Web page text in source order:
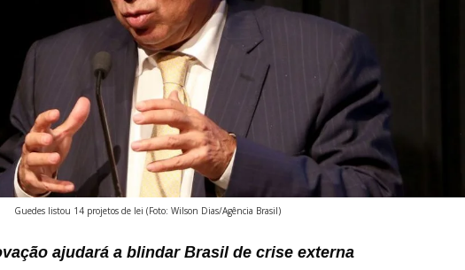
Guedes listou 14 projetos de lei (Foto: Wilson Dias/Agência Brasil)
ajudará a blindar Brasil de crise externa